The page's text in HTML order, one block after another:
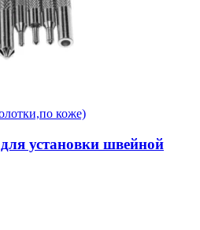
коже)
установки швейной